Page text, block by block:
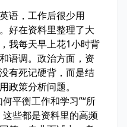
语，工作后很少用
好在资料里整理了大
我每天早上花1小时背
语调。政治方面，资
有死记硬背，而是结
政策分析问题。
平衡工作和学习”“所
些都是资料里的高频